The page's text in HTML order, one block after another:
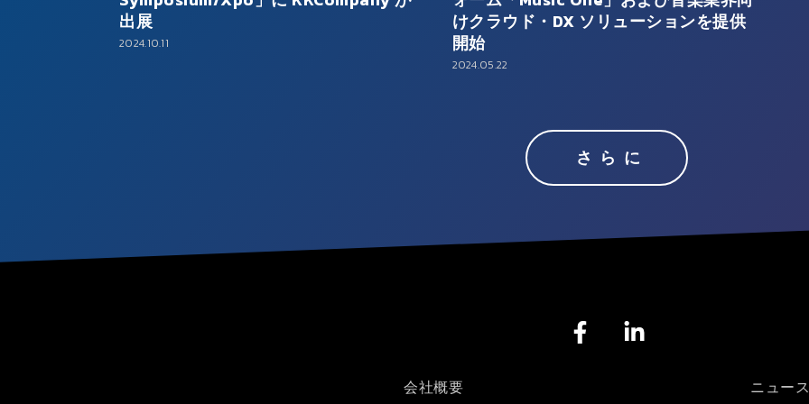
出展
2024.10.11
けクラウド・DX ソリューションを提供
開始
2024.05.22
さらに
F
a
L
i
会社概要 ニュース